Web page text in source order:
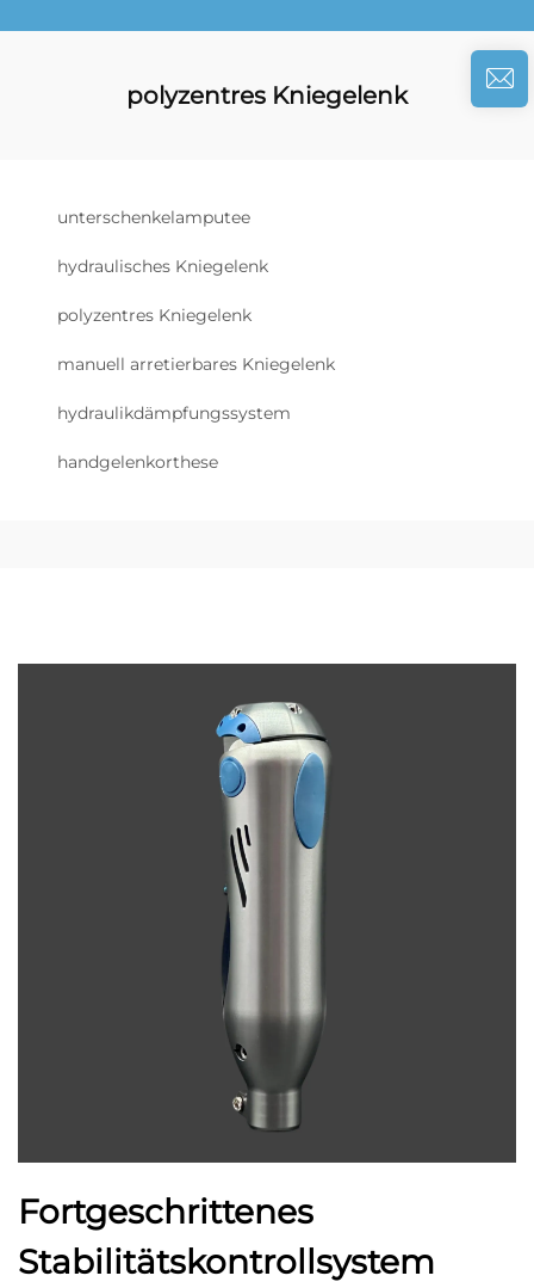
polyzentres Kniegelenk
unterschenkelamputee
hydraulisches Kniegelenk
polyzentres Kniegelenk
manuell arretierbares Kniegelenk
hydraulikdämpfungssystem
handgelenkorthese
Fortgeschrittenes
Stabilitätskontrollsystem